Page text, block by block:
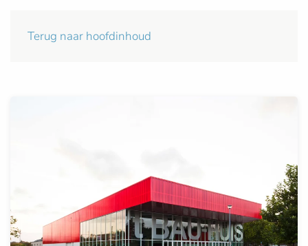
Terug naar hoofdinhoud